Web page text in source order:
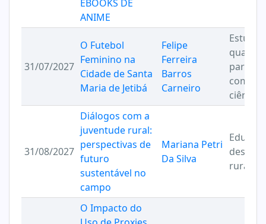
EBOOKS DE
ANIME
31/07/2027
O Futebol
Feminino na
Cidade de Santa
Maria de Jetibá
Felipe
Ferreira
Barros
Carneiro
para
ciência
31/08/2027
Diálogos com a
juventude rural:
perspectivas de
futuro
sustentável no
campo
Mariana Petri
Da Silva
rural
O Impacto do